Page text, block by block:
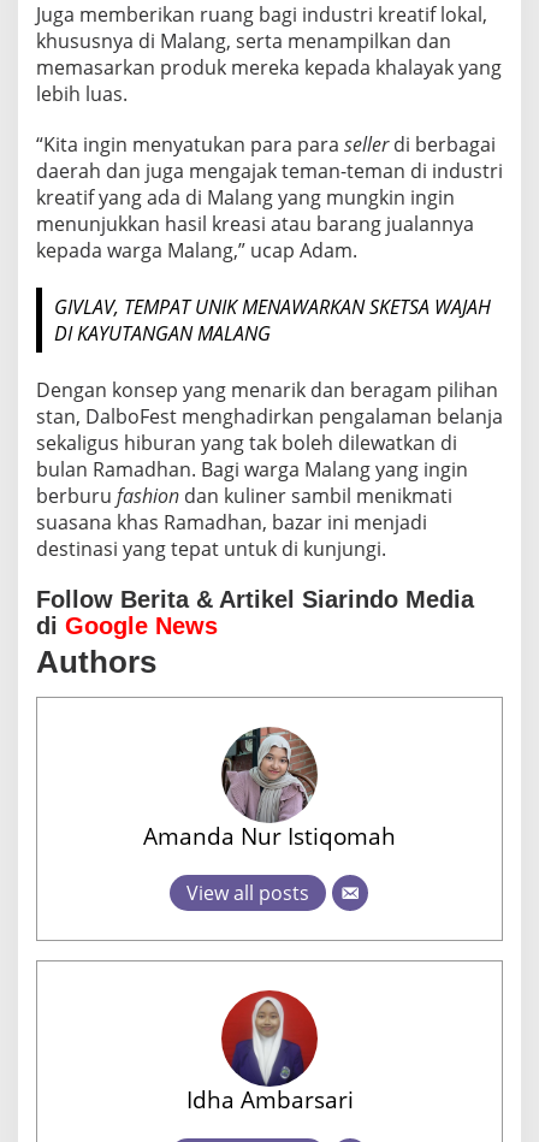
Juga memberikan ruang bagi industri kreatif lokal,
khususnya di Malang, serta menampilkan dan
memasarkan produk mereka kepada khalayak yang
lebih luas.
“Kita ingin menyatukan para para sellerdi berbagai
daerah dan juga mengajak teman-teman di industri
kreatif yang ada di Malang yang mungkin ingin
menunjukkan hasil kreasi atau barang jualannya
kepada warga Malang,” ucap Adam.
GIVLAV, TEMPAT UNIK MENAWARKAN SKETSA WAJAH
DI KAYUTANGAN MALANG
Dengan konsep yang menarik dan beragam pilihan
stan, DalboFest menghadirkan pengalaman belanja
sekaligus hiburan yang tak boleh dilewatkan di
bulan Ramadhan. Bagi warga Malang yang ingin
berburu fashion dan kuliner sambil menikmati
suasana khas Ramadhan, bazar ini menjadi
destinasi yang tepat untuk di kunjungi.
Follow Berita & Artikel Siarindo Media
di Google News
Authors
Amanda Nur Istiqomah
View all posts
Idha Ambarsari